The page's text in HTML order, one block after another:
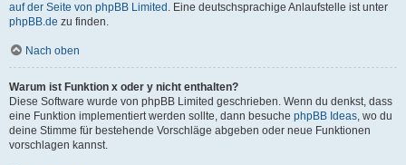
auf der Seite von phpBB Limited . Eine deutschsprachige Anlaufstelle ist unter
phpBB.de zu finden.
Nach oben
Warum ist Funktion x oder y nicht enthalten?
Diese Software wurde von phpBB Limited geschrieben. Wenn du denkst, dass
eine Funktion implementiert werden sollte, dann besuche phpBB Ideas, wo du
deine Stimme für bestehende Vorschläge abgeben oder neue Funktionen
vorschlagen kannst.